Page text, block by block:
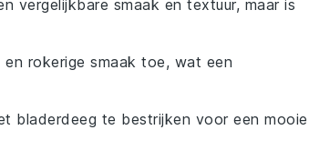
vergelijkbare smaak en textuur, maar is
rokerige smaak toe, wat een
bladerdeeg te bestrijken voor een mooie